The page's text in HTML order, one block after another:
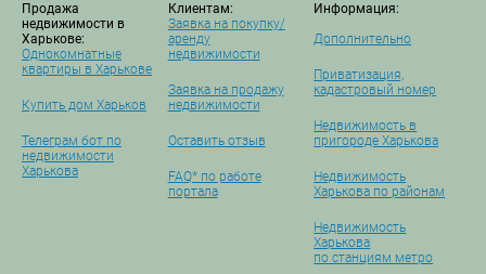
Продажа
недвижимости в
Харькове:
Однокомнатные
квартиры в Харькове
Купить дом Харьков
Телеграм бот по
недвижимости
Харькова
Клиентам:
Заявка на покупку/
аренду
недвижимости
Заявка на продажу
недвижимости
Оставить отзыв
FAQ* по работе
портала
Информация:
Дополнительно
Приватизация,
кадастровый номер
Недвижимость в
пригороде Харькова
Недвижимость
Харькова по районам
Недвижимость
Харькова
по станциям метро